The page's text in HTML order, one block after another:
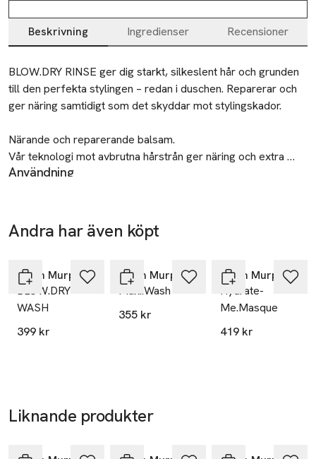
Beskrivning Ingredienser Recensioner
Beskrivning
BLOW.DRY RINSE ger dig starkt, silkeslent hår och grunden
till den perfekta stylingen – redan i duschen. Reparerar och
ger näring samtidigt som det skyddar mot stylingskador.
Närande och reparerande balsam.
Vår teknologi mot avbrutna hårstrån ger näring och extra
skydd mot värmeskador. Ett reparerande och närande
Användning
resultat stylar du med valfri BLOW.DRY-stylingprodukt från
KEVIN.MURPHY. LIFT, BOUNCE, SMOOTH och THICKEN
Tillverkare
Session MAP
2. DK-1432 København
Mobilnummer
SKU: 65830322
Andra har även köpt
Kevin Murphy
BLOW.DRY
WASH
399 kr
Kevin Murphy
Maxi.Wash
355 kr
Kevin Murphy
Hydrate-
Me.Masque
419 kr
Liknande produkter